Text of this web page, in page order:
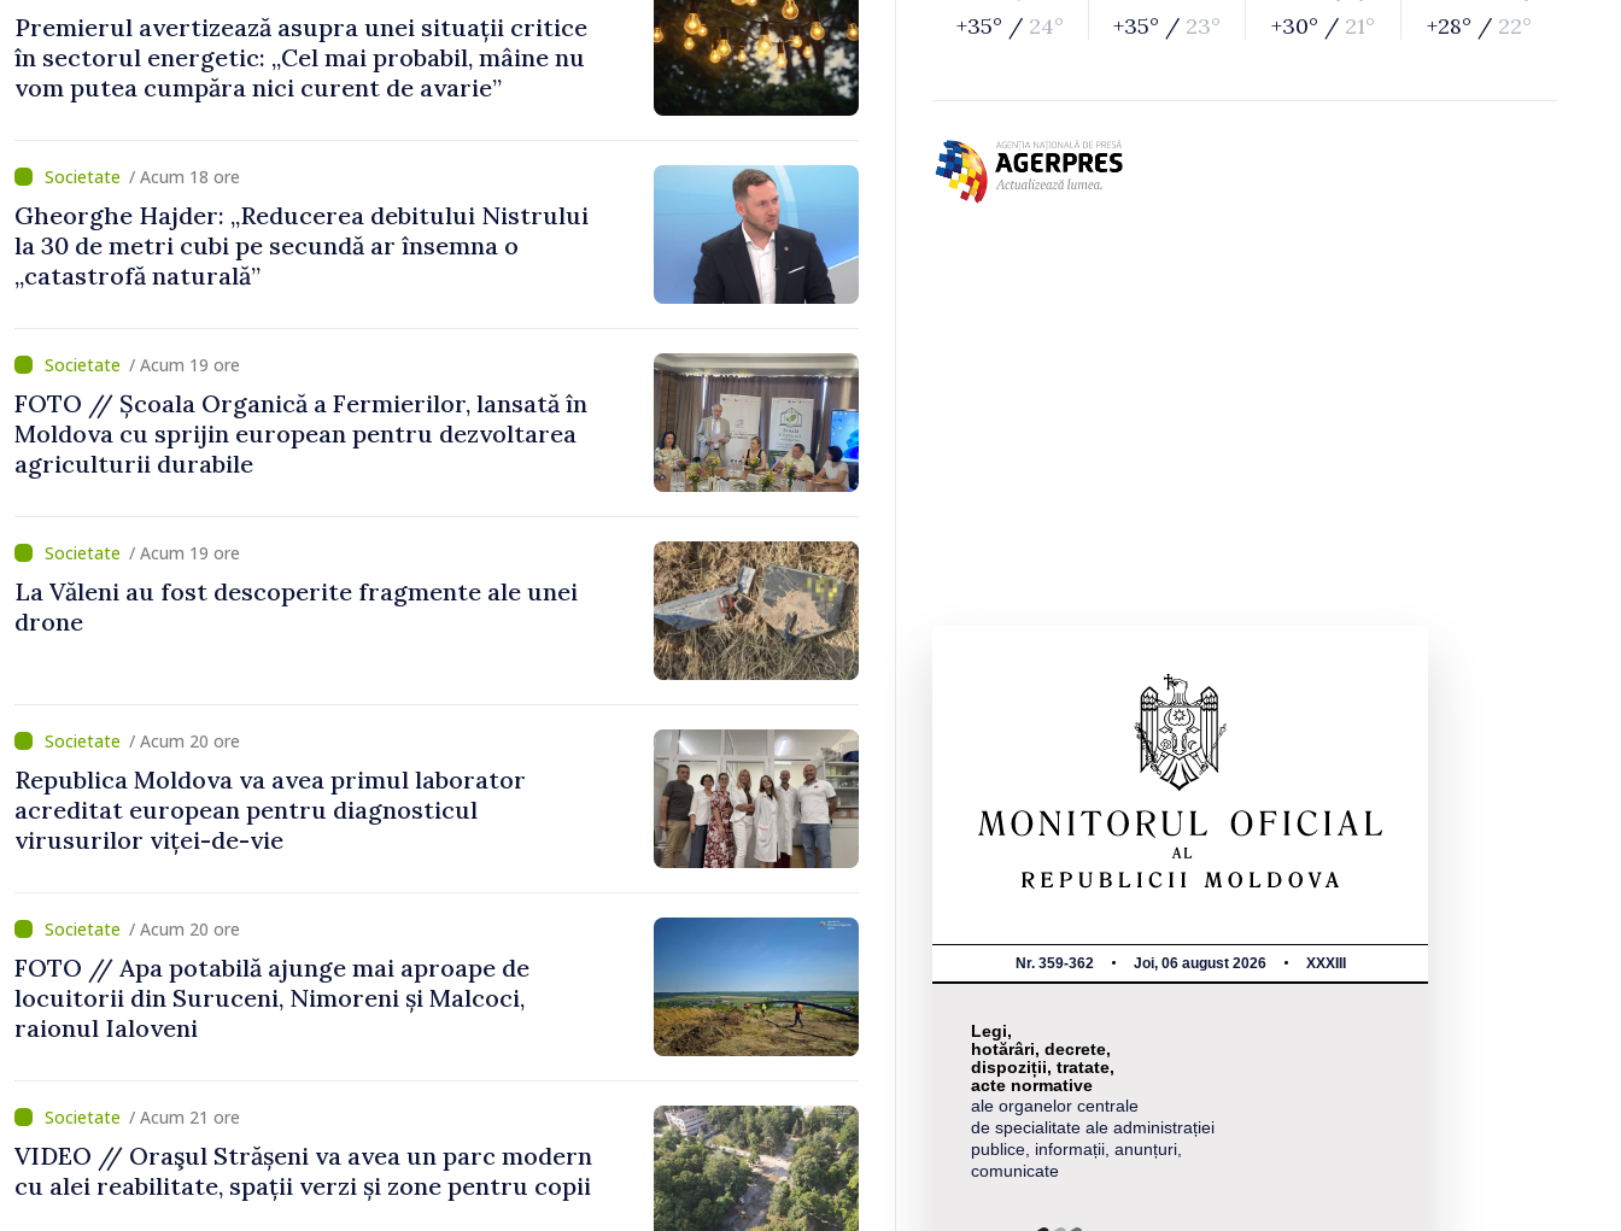
Premierul avertizează asupra unei situații critice
în sectorul energetic: „Cel mai probabil, mâine nu
vom putea cumpăra nici curent de avarie”
/ Acum 18 ore
Gheorghe Hajder: „Reducerea debitului Nistrului
la 30 de metri cubi pe secundă ar însemna o
„catastrofă naturală”
/ Acum 19 ore
FOTO // Școala Organică a Fermierilor, lansată în
Moldova cu sprijin european pentru dezvoltarea
agriculturii durabile
/ Acum 19 ore
La Văleni au fost descoperite fragmente ale unei
drone
/ Acum 20 ore
Republica Moldova va avea primul laborator
acreditat european pentru diagnosticul
virusurilor viței-de-vie
/ Acum 20 ore
FOTO // Apa potabilă ajunge mai aproape de
locuitorii din Suruceni, Nimoreni și Malcoci,
raionul Ialoveni
/ Acum 21 ore
VIDEO // Oraşul Strășeni va avea un parc modern
cu alei reabilitate, spații verzi și zone pentru copii
+35° / 24° +35° / 23° +30° / 21° +28° / 22°
Nr. 359-362 Joi, 06 august 2026 XXXIII
Legi,
hotărâri, decrete,
dispoziții, tratate,
acte normative
ale organelor centrale
de specialitate ale administrației
publice, informații, anunțuri,
comunicate